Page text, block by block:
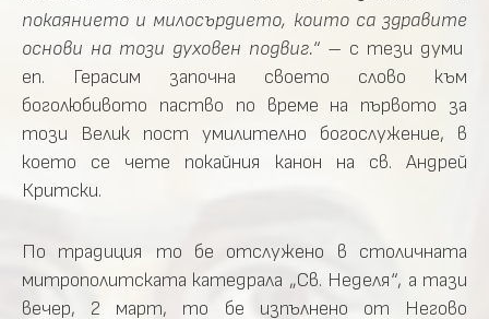
покаянието и милосърдието, които са здравите
основи на този духовен подвиг.“ – с тези думи
еп. Герасим започна своето слово към
боголюбивото паство по време на първото за
този Велик пост умилително богослужение, в
което се чете покайния канон на св. Андрей
Критски.
По традиция то бе отслужено в столичната
митрополитската катедрала „Св. Неделя“, а тази
вечер, 2 март, то бе изпълнено от Негово